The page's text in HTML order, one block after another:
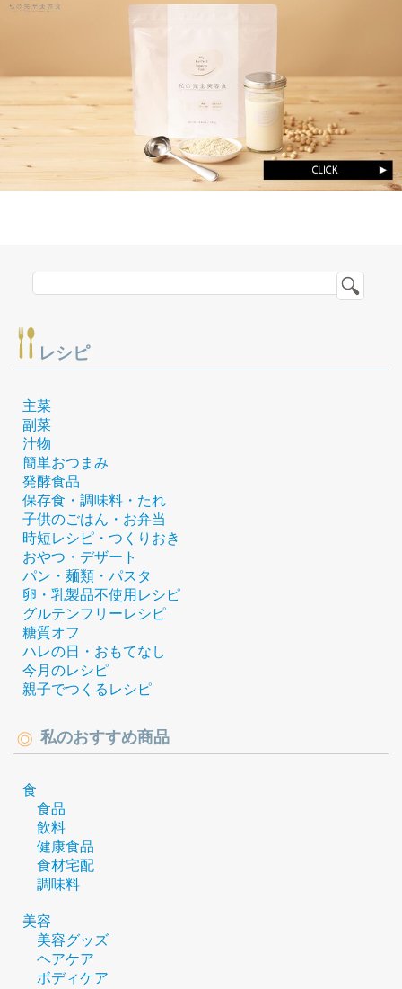
レシピ
主菜
副菜
汁物
簡単おつまみ
発酵食品
保存食・調味料・たれ
子供のごはん・お弁当
時短レシピ・つくりおき
おやつ・デザート
パン・麺類・パスタ
卵・乳製品不使用レシピ
グルテンフリーレシピ
糖質オフ
ハレの日・おもてなし
今月のレシピ
親子でつくるレシピ
私のおすすめ商品
食
食品
飲料
健康食品
食材宅配
調味料
美容
美容グッズ
ヘアケア
ボディケア